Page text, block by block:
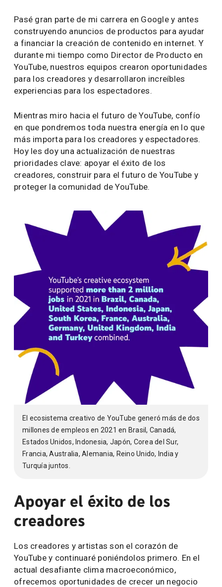
Pasé gran parte de mi carrera en Google y antes
construyendo anuncios de productos para ayudar
a financiar la creación de contenido en internet. Y
durante mi tiempo como Director de Producto en
YouTube, nuestros equipos crearon oportunidades
para los creadores y desarrollaron increíbles
experiencias para los espectadores.
Mientras miro hacia el futuro de YouTube, confío
en que pondremos toda nuestra energía en lo que
más importa para los creadores y espectadores.
Hoy les doy una actualización de nuestras
prioridades clave: apoyar el éxito de los
creadores, construir para el futuro de YouTube y
proteger la comunidad de YouTube.
El ecosistema creativo de YouTube generó más de dos
millones de empleos en 2021 en Brasil, Canadá,
Estados Unidos, Indonesia, Japón, Corea del Sur,
Francia, Australia, Alemania, Reino Unido, India y
Turquía juntos.
Apoyar el éxito de los
creadores
Los creadores y artistas son el corazón de
YouTube y continuaré poniéndolos primero. En el
actual desafiante clima macroeconómico,
ofrecemos oportunidades de crecer un negocio